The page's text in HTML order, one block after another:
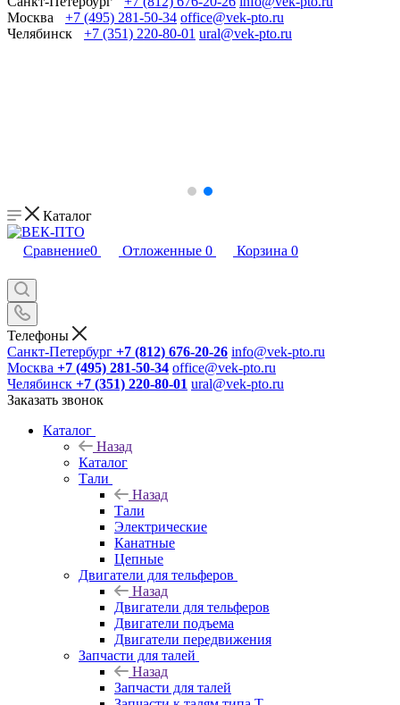
Москва
+7 (495) 281-50-34 office@vek-pto.ru
Челябинск
+7 (351) 220-80-01 ural@vek-pto.ru
Каталог
Сравнение0 Отложенные 0 Корзина 0
Телефоны
Санкт-Петербург +7 (812) 676-20-26 info@vek-pto.ru
Москва +7 (495) 281-50-34 office@vek-pto.ru
Челябинск +7 (351) 220-80-01 ural@vek-pto.ru
Заказать звонок
Каталог
Назад
Каталог
Тали
Назад
Тали
Электрические
Канатные
Цепные
Двигатели для тельферов
Назад
Двигатели для тельферов
Двигатели подъема
Двигатели передвижения
Запчасти для талей
Назад
Запчасти для талей